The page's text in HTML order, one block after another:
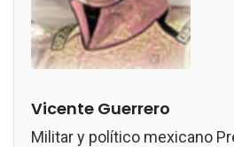
Vicente Guerrero
Militar y político mexicano